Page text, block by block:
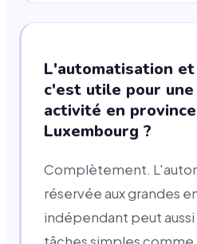
L'automatisation
c'est utile pour
activité en
Luxembourg ?
Complètement.
réservée aux grandes
indépendant peut